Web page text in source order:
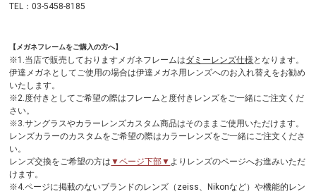
TEL：03-5458-8185
【メガネフレームをご購入の方へ】
※1.当店で販売しておりますメガネフレームはダミーレンズ仕様 となります。
伊達メガネとしてご使用の場合は伊達メガネ用レンズへのお入れ替えをお勧め
いたします。
※2.度付きとしてご希望の際はフレームと度付きレンズをご一緒にご注文くだ
さい。
※3.サングラスやカラーレンズカスタム商品はそのままご使用いただけます。
レンズカラーのカスタムをご希望の際はカラーレンズをご一緒にご注文くださ
い。
レンズ交換をご希望の方は ▼ページ下部▼ よりレンズのページへお進みいただ
けます。
※4.ページに掲載のないブランドのレンズ（zeiss、Nikonなど）や機能的レン